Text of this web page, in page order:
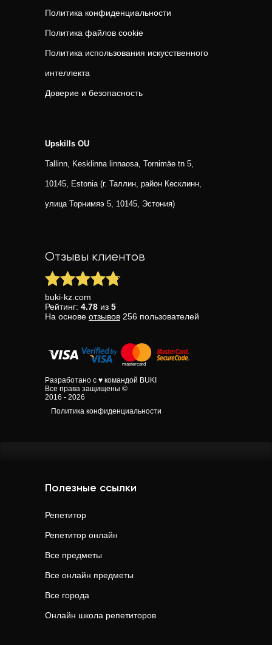
Политика конфиденциальности
Политика файлов cookie
Политика использования искусственного
интеллекта
Доверие и безопасность
Upskills OU
Tallinn, Kesklinna linnaosa, Tornimäe tn 5,
10145, Estonia (г. Таллин, район Кесклинн,
улица Торнимяэ 5, 10145, Эстония)
Отзывы клиентов
buki-kz.com
Рейтинг: 4.78 из 5
На основе отзывов 256 пользователей
Разработано с ♥ командой BUKI
Все права защищены ©
2016 - 2026
Политика конфиденциальности
Полезные ссылки
Репетитор
Репетитор онлайн
Все предметы
Все онлайн предметы
Все города
Онлайн школа репетиторов